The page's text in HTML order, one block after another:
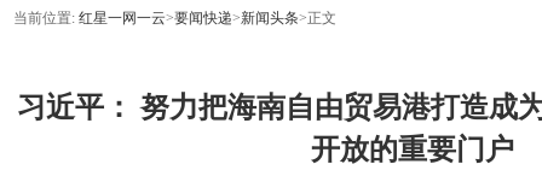
当前位置: 红星一网一云>要闻快递>新闻头条>正文
习近平： 努力把海南自由贸易港打造成
开放的重要门户